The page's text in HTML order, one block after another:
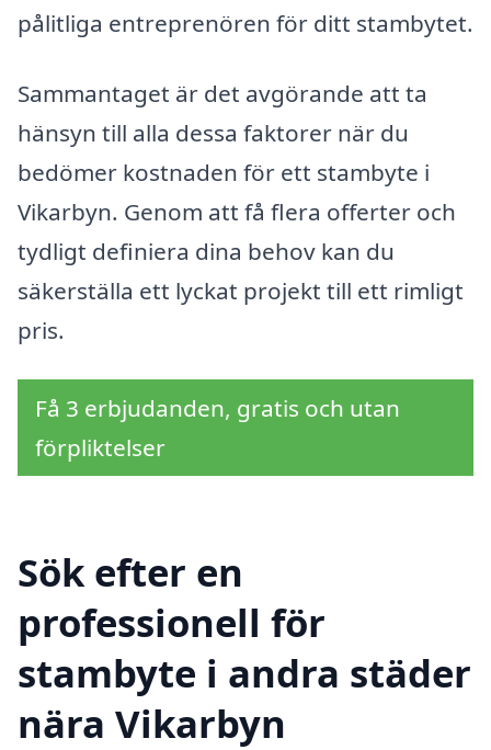
pålitliga entreprenören för ditt stambytet.
Sammantaget är det avgörande att ta
hänsyn till alla dessa faktorer när du
bedömer kostnaden för ett stambyte i
Vikarbyn. Genom att få flera offerter och
tydligt definiera dina behov kan du
säkerställa ett lyckat projekt till ett rimligt
pris.
Få 3 erbjudanden, gratis och utan
förpliktelser
Sök efter en
professionell för
stambyte i andra städer
nära Vikarbyn